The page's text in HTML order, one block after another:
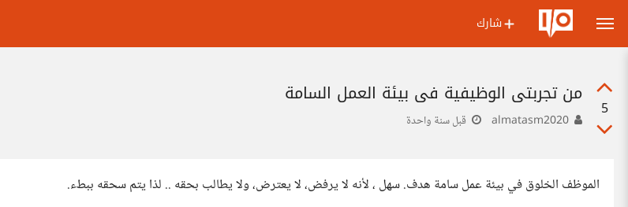
شارك
5
من تجربتي الوظيفية في بيئة العمل السامة
قبل سنة واحدة
الموظف الخلوق في بيئة عمل سامة هدف. سهل ، لأنه لا يرفض، لا يعترض، ولا يطالب بحقه .. لذا يتم سحقه ببطء.